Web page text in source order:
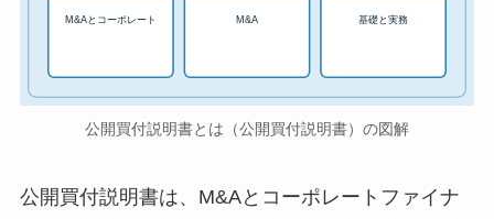
M&Aとコーポレート M&A 基礎と実務
公開買付説明書とは（公開買付説明書）の図解
公開買付説明書は、M&Aとコーポレートファイナ